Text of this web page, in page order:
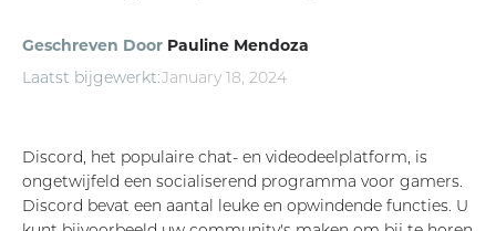
Geschreven Door Pauline Mendoza
Laatst bijgewerkt:January 18, 2024
Discord, het populaire chat- en videodeelplatform, is
ongetwijfeld een socialiserend programma voor gamers.
Discord bevat een aantal leuke en opwindende functies. U